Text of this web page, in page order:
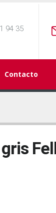
94 35
Contacto